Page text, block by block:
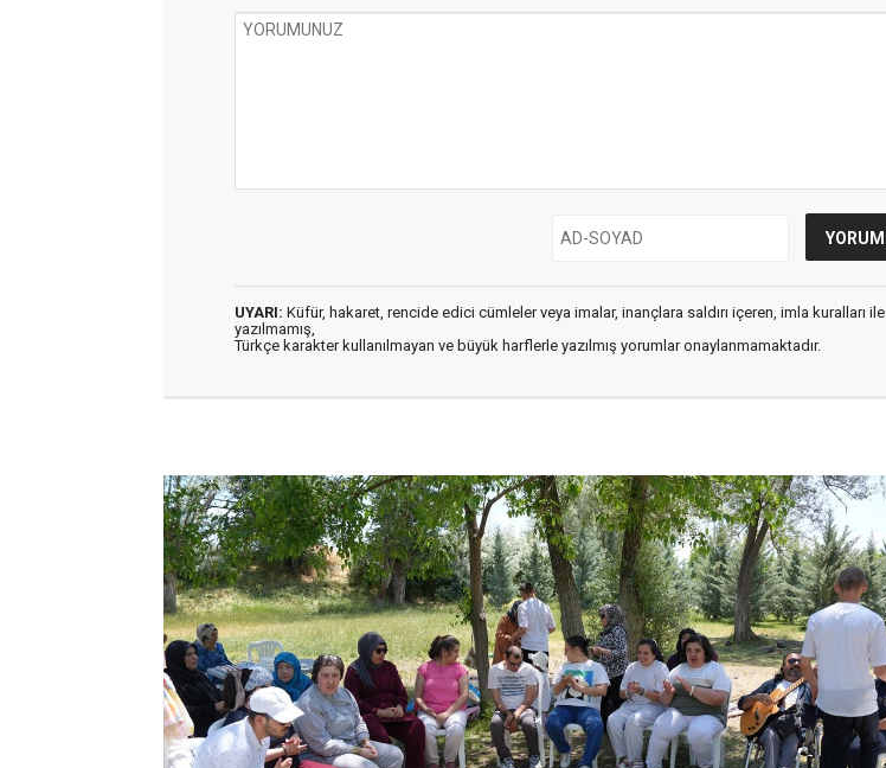
UYARI: Küfür, hakaret, rencide edici cümleler veya imalar, inançlara saldırı içeren, imla kuralları ile
yazılmamış,
Türkçe karakter kullanılmayan ve büyük harflerle yazılmış yorumlar onaylanmamaktadır.